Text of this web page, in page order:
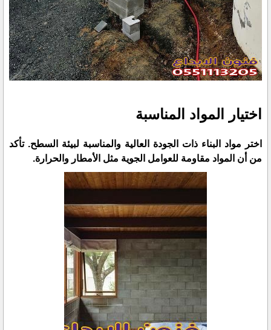
اختيار المواد المناسبة
اختر مواد البناء ذات الجودة العالية والمناسبة لبيئة السطح. تأكد
من أن المواد مقاومة للعوامل الجوية مثل الأمطار والحرارة.